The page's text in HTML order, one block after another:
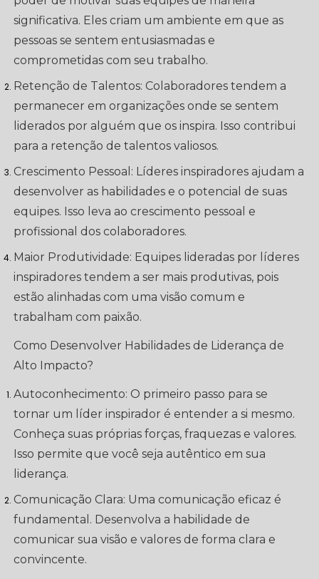
significativa. Eles criam um ambiente em que as
pessoas se sentem entusiasmadas e
comprometidas com seu trabalho.
Retenção de Talentos: Colaboradores tendem a
permanecer em organizações onde se sentem
liderados por alguém que os inspira. Isso contribui
para a retenção de talentos valiosos.
Crescimento Pessoal: Líderes inspiradores ajudam a
desenvolver as habilidades e o potencial de suas
equipes. Isso leva ao crescimento pessoal e
profissional dos colaboradores.
Maior Produtividade: Equipes lideradas por líderes
inspiradores tendem a ser mais produtivas, pois
estão alinhadas com uma visão comum e
trabalham com paixão.
Como Desenvolver Habilidades de Liderança de
Alto Impacto?
Autoconhecimento: O primeiro passo para se
tornar um líder inspirador é entender a si mesmo.
Conheça suas próprias forças, fraquezas e valores.
Isso permite que você seja autêntico em sua
liderança.
Comunicação Clara: Uma comunicação eficaz é
fundamental. Desenvolva a habilidade de
comunicar sua visão e valores de forma clara e
convincente.